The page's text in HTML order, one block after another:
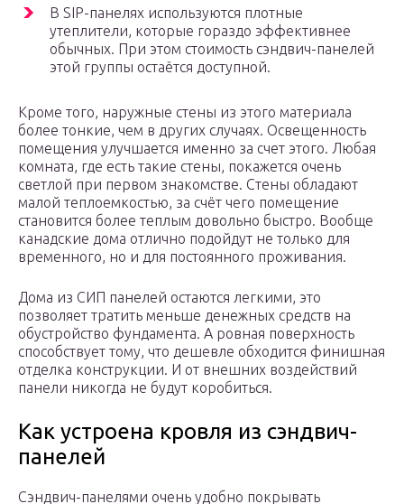
В SIP-панелях используются плотные
утеплители, которые гораздо эффективнее
обычных. При этом стоимость сэндвич-панелей
этой группы остаётся доступной.
Кроме того, наружные стены из этого материала
более тонкие, чем в других случаях. Освещенность
помещения улучшается именно за счет этого. Любая
комната, где есть такие стены, покажется очень
светлой при первом знакомстве. Стены обладают
малой теплоемкостью, за счёт чего помещение
становится более теплым довольно быстро. Вообще
канадские дома отлично подойдут не только для
временного, но и для постоянного проживания.
Дома из СИП панелей остаются легкими, это
позволяет тратить меньше денежных средств на
обустройство фундамента. А ровная поверхность
способствует тому, что дешевле обходится финишная
отделка конструкции. И от внешних воздействий
панели никогда не будут коробиться.
Как устроена кровля из сэндвич-
панелей
Сэндвич-панелями очень удобно покрывать